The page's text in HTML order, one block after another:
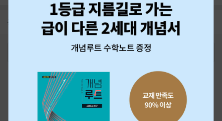
공지 26년 NBCI 수상 안내
최근 본 상품
고객센터 1544-3800 티켓 1544-6399
중고샵 1566-4295
eBook 1:1문의/채팅상담
예스이십사(주) 사업자 정보
이용약관
청소년보호정책